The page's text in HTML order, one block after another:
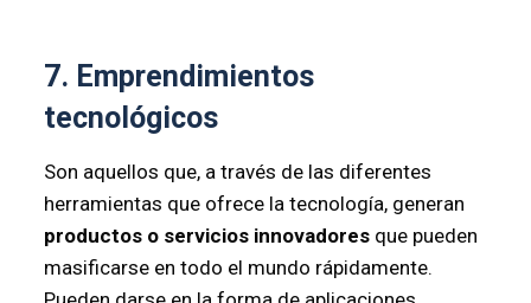
7. Emprendimientos
tecnológicos
Son aquellos que, a través de las diferentes
herramientas que ofrece la tecnología, generan
productos o servicios innovadoresque pueden
masificarse en todo el mundo rápidamente.